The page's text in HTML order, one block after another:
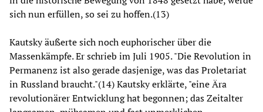
sich nun erfüllen, so sei zu hoffen.(13)
Kautsky äußerte sich noch euphorischer über die
Massenkämpfe. Er schrieb im Juli 1905. "Die Revolution in
Permanenz ist also gerade dasjenige, was das Proletariat
in Russland braucht."(14) Kautsky erklärte, "eine Ära
revolutionärer Entwicklung hat begonnen; das Zeitalter